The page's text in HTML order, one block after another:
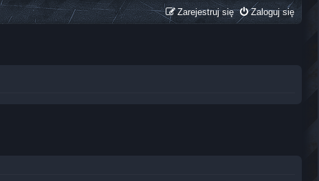
Zaloguj się
Zarejestruj się